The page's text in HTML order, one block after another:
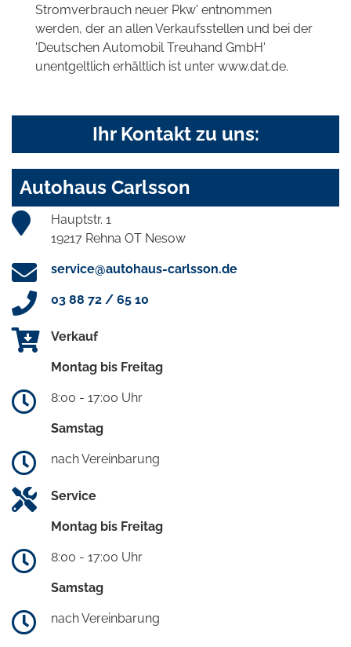
Stromverbrauch neuer Pkw' entnommen
werden, der an allen Verkaufsstellen und bei der
'Deutschen Automobil Treuhand GmbH'
unentgeltlich erhältlich ist unter www.dat.de.
Ihr Kontakt zu uns:
Autohaus Carlsson
Hauptstr. 1
19217 Rehna OT Nesow
service@autohaus-carlsson.de
03 88 72 / 65 10
Verkauf
Montag bis Freitag
8:00 - 17:00 Uhr
Samstag
nach Vereinbarung
Service
Montag bis Freitag
8:00 - 17:00 Uhr
Samstag
nach Vereinbarung